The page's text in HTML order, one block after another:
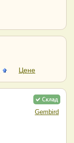
Цене
Gembird